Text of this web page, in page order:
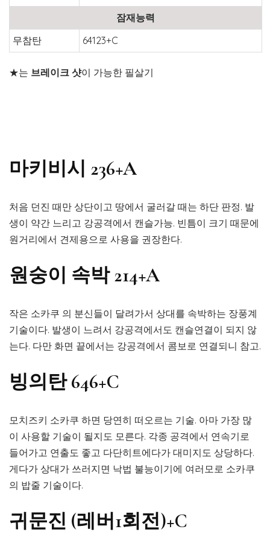
잠재능력
무참탄
64123+C
★는 브레이크 샷이 가능한 필살기
마키비시 236+A
처음 던진 때만 상단이고 땅에서 굴러갈 때는 하단 판정. 발
생이 약간 느리고 강공격에서 캔슬가능. 빈틈이 크기 때문에
원거리에서 견제용으로 사용을 권장한다.
원숭이 속박 214+A
작은 소카쿠 의 분신들이 달려가서 상대를 속박하는 장풍계
기술이다. 발생이 느려서 강공격에서도 캔슬연결이 되지 않
는다. 다만 화면 끝에서는 강공격에서 콤보로 연결되니 참고.
빙의탄 646+C
모치즈키 소카쿠 하면 당연히 떠오르는 기술. 아마 가장 많
이 사용할 기술이 될지도 모른다. 각종 공격에서 연속기로
들어가고 연출도 좋고 다단히트에다가 대미지도 상당하다.
게다가 상대가 쓰러지면 낙법 불능이기에 여러모로 소카쿠
의 밥줄 기술이다.
귀문진 (레버1회전)+C